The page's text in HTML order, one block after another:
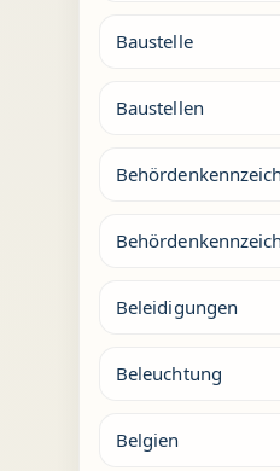
Baustelle
Baustellen
Beleidigungen
Beleuchtung
Belgien